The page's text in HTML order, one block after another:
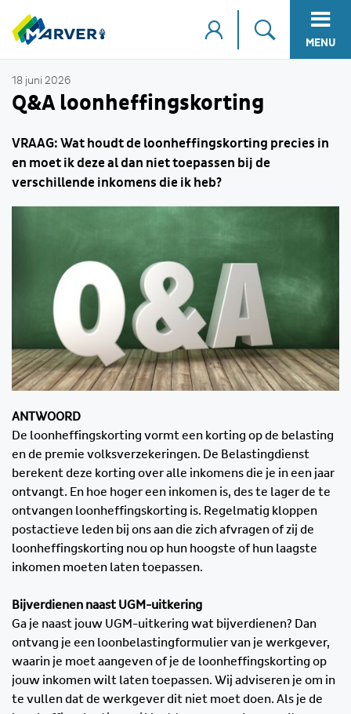
MENU
18 juni 2026
Q&A loonheffingskorting
VRAAG: Wat houdt de loonheffingskorting precies in
en moet ik deze al dan niet toepassen bij de
verschillende inkomens die ik heb?
ANTWOORD
De loonheffingskorting vormt een korting op de belasting
en de premie volksverzekeringen. De Belastingdienst
berekent deze korting over alle inkomens die je in een jaar
ontvangt. En hoe hoger een inkomen is, des te lager de te
ontvangen loonheffingskorting is. Regelmatig kloppen
postactieve leden bij ons aan die zich afvragen of zij de
loonheffingskorting nou op hun hoogste of hun laagste
inkomen moeten laten toepassen.
Bijverdienen naast UGM-uitkering
Ga je naast jouw UGM-uitkering wat bijverdienen? Dan
ontvang je een loonbelastingformulier van je werkgever,
waarin je moet aangeven of je de loonheffingskorting op
jouw inkomen wilt laten toepassen. Wij adviseren je om in
te vullen dat de werkgever dit niet moet doen. Als je de